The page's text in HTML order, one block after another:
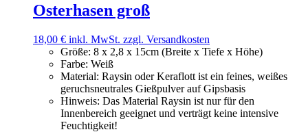
Osterhasen groß
18,00 € inkl. MwSt. zzgl. Versandkosten
Größe: 8 x 2,8 x 15cm (Breite x Tiefe x Höhe)
Farbe: Weiß
Material: Raysin oder Keraflott ist ein feines, weißes
geruchsneutrales Gießpulver auf Gipsbasis
Hinweis: Das Material Raysin ist nur für den
Innenbereich geeignet und verträgt keine intensive
Feuchtigkeit!